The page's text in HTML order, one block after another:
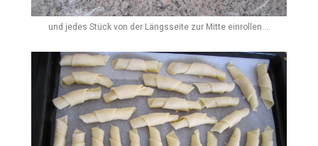
und jedes Stück von der Längsseite zur Mitte einrollen....